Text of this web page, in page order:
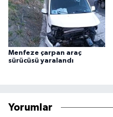
Menfeze çarpan araç
sürücüsü yaralandı
Yorumlar